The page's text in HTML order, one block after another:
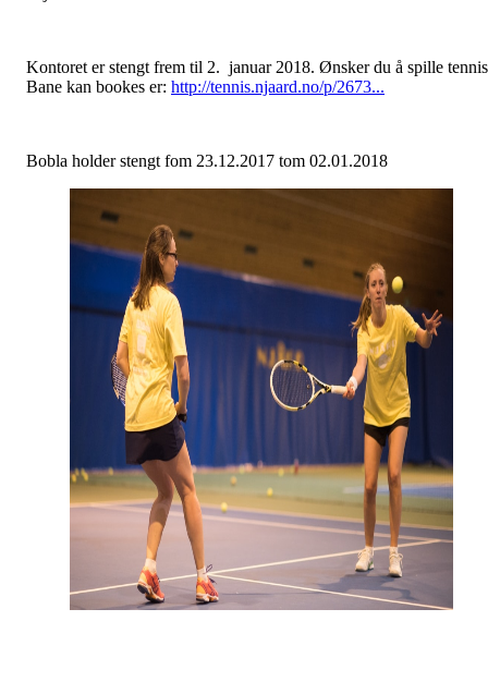
Kontoret er stengt frem til 2. januar 2018. Ønsker du å spille
Bane kan bookes er: http://tennis.njaard.no/p/2673...
Bobla holder stengt fom 23.12.2017 tom 02.01.2018